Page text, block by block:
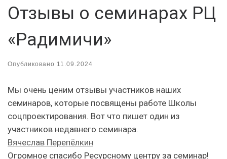
Отзывы о семинарах РЦ
«Радимичи»
Опубликовано 11.09.2024
Мы очень ценим отзывы участников наших
семинаров, которые посвящены работе Школы
соцпроектирования. Вот что пишет один из
участников недавнего семинара.
Вячеслав Перепёлкин
Огромное спасибо Ресурсному центру за семинар!